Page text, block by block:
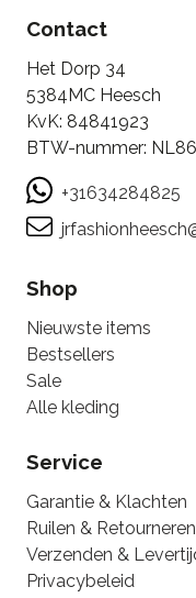
Contact
Het Dorp 34
5384MC Heesch
KvK: 84841923
BTW-nummer:
+31634284825
Shop
Nieuwste items
Bestsellers
Sale
Alle kleding
Service
Garantie & Klachten
Ruilen & Retourneren
Verzenden &
Privacybeleid